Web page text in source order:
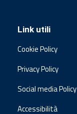
Link utili
Cookie Policy
Privacy Policy
Social media Policy
Accessibilità